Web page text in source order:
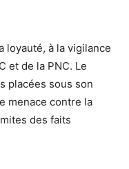
loyauté, à la vigilance
et de la PNC. Le
placées sous son
menace contre la
des faits